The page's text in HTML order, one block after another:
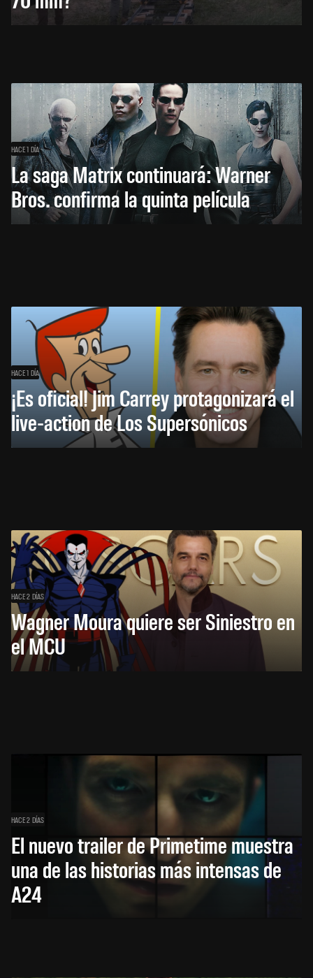
HACE 1 DÍA
La saga Matrix continuará: Warner
Bros. confirma la quinta película
HACE 1 DÍA
¡Es oficial! Jim Carrey protagonizará el
live-action de Los Supersónicos
HACE 2 DÍAS
Wagner Moura quiere ser Siniestro en
el MCU
HACE 2 DÍAS
El nuevo trailer de Primetime muestra
una de las historias más intensas de
A24